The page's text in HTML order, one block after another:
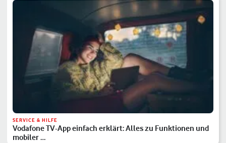
SERVICE & HILFE
Vodafone TV-App einfach erklärt: Alles zu Funktionen und
mobiler …